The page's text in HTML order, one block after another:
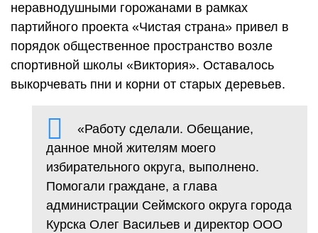
неравнодушными горожанами в рамках
партийного проекта «Чистая страна» привел в
порядок общественное пространство возле
спортивной школы «Виктория». Оставалось
выкорчевать пни и корни от старых деревьев.
«Работу сделали. Обещание,
данное мной жителям моего
избирательного округа, выполнено.
Помогали граждане, а глава
администрации Сеймского округа города
Курска Олег Васильев и директор ООО